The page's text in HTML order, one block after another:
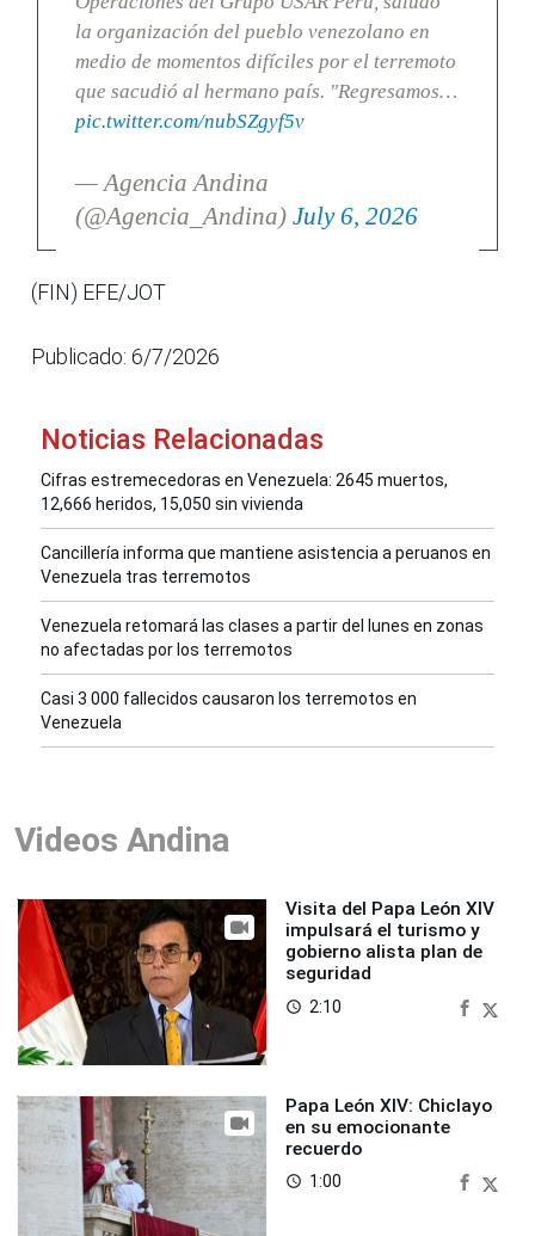
la organización del pueblo venezolano en
medio de momentos difíciles por el terremoto
que sacudió al hermano país. "Regresamos…
pic.twitter.com/nubSZgyf5v
— Agencia Andina
(@Agencia_Andina) July 6, 2026
(FIN) EFE/JOT
Publicado: 6/7/2026
Noticias Relacionadas
Cifras estremecedoras en Venezuela: 2645 muertos,
12,666 heridos, 15,050 sin vivienda
Cancillería informa que mantiene asistencia a peruanos en
Venezuela tras terremotos
Venezuela retomará las clases a partir del lunes en zonas
no afectadas por los terremotos
Casi 3 000 fallecidos causaron los terremotos en
Venezuela
Videos Andina
Visita del Papa León XIV
impulsará el turismo y
gobierno alista plan de
seguridad
access_time 2:10
Papa León XIV: Chiclayo
en su emocionante
recuerdo
access_time 1:00